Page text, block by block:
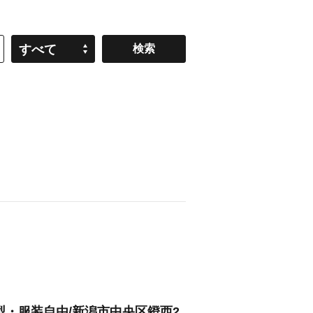
すべて